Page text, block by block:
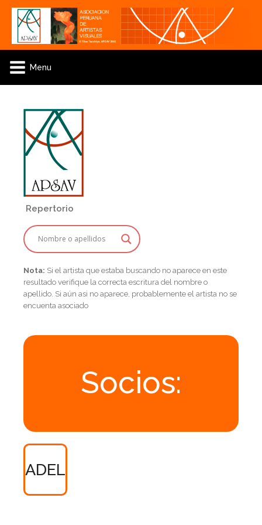
Menu
Repertorio
Nota: Si el artista que estaba buscando no aparece en este
resultado verifique la correcta escritura del nombre o
apellido. Si aún asi no aparece, probablemente el artista no se
encuenta asociado
Socios:
ADEL